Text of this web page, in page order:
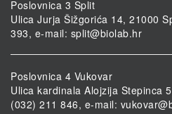
Poslovnica 3 Split
Ulica Jurja Šižgorića 14, 21000
393, e-mail: split@biolab.hr
Poslovnica 4 Vukovar
Ulica kardinala Alojzija Stepinca
(032) 211 846, e-mail: